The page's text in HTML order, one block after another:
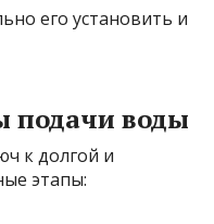
его установить и
подачи воды
к долгой и
этапы: